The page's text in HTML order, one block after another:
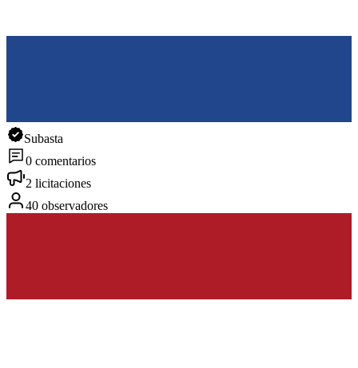
Subasta
0 comentarios
2 licitaciones
40 observadores